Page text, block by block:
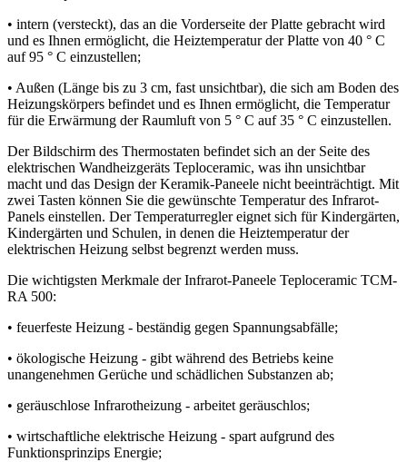
• intern (versteckt), das an die Vorderseite der Platte gebracht wird
und es Ihnen ermöglicht, die Heiztemperatur der Platte von 40 ° C
auf 95 ° C einzustellen;
• Außen (Länge bis zu 3 cm, fast unsichtbar), die sich am Boden des
Heizungskörpers befindet und es Ihnen ermöglicht, die Temperatur
für die Erwärmung der Raumluft von 5 ° C auf 35 ° C einzustellen.
Der Bildschirm des Thermostaten befindet sich an der Seite des
elektrischen Wandheizgeräts Teploceramic, was ihn unsichtbar
macht und das Design der Keramik-Paneele nicht beeinträchtigt. Mit
zwei Tasten können Sie die gewünschte Temperatur des Infrarot-
Panels einstellen. Der Temperaturregler eignet sich für Kindergärten,
Kindergärten und Schulen, in denen die Heiztemperatur der
elektrischen Heizung selbst begrenzt werden muss.
Die wichtigsten Merkmale der Infrarot-Paneele Teploceramic TCM-
RA 500:
• feuerfeste Heizung - beständig gegen Spannungsabfälle;
• ökologische Heizung - gibt während des Betriebs keine
unangenehmen Gerüche und schädlichen Substanzen ab;
• geräuschlose Infrarotheizung - arbeitet geräuschlos;
• wirtschaftliche elektrische Heizung - spart aufgrund des
Funktionsprinzips Energie;